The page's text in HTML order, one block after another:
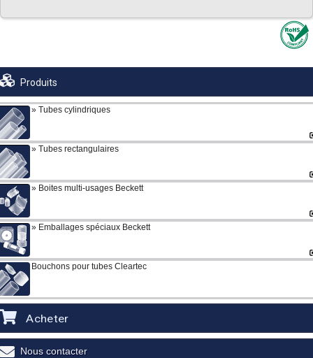
Produits
Tubes cylindriques
Tubes rectangulaires
Boites multi-usages Beckett
Emballages spéciaux Beckett
Bouchons pour tubes Cleartec
Acheter
Nous contacter